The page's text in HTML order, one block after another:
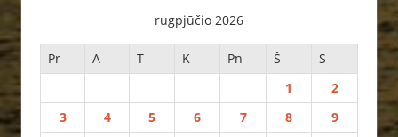
rugpjūčio 2026
Pr A T K Pn Š
S
1
2
3
4 5 6 7 8
9